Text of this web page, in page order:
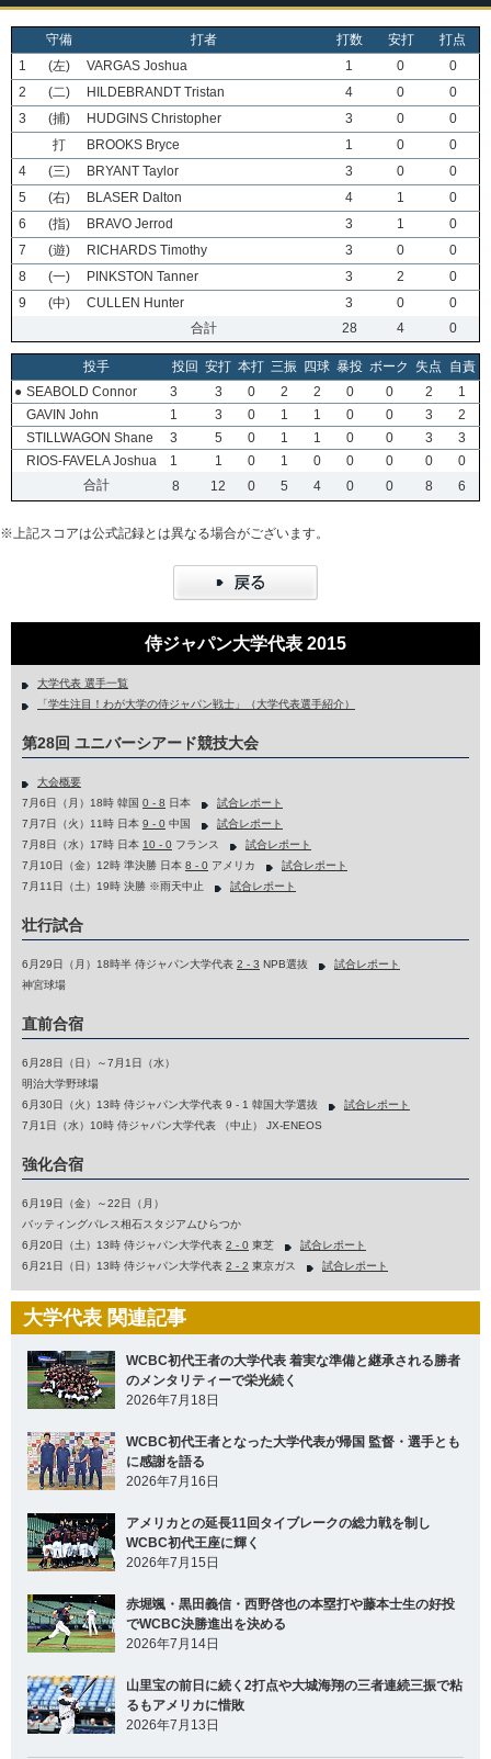
守備 打者 打数 安打
打点
1
(左) VARGAS Joshua 1 0
0
2
(二) HILDEBRANDT Tristan 4 0
0
3
(捕) HUDGINS Christopher 3 0
0
打
BROOKS Bryce 1 0
0
4
(三) BRYANT Taylor 3 0
0
5
(右) BLASER Dalton 4 1
0
6
(指) BRAVO Jerrod 3 1
0
7
(遊) RICHARDS Timothy 3 0
0
8
(一) PINKSTON Tanner 3 2
0
9
(中) CULLEN Hunter 3 0
0
合計
28 4 0
投手 投回 安打 本打 三振 四球 暴投 ボーク 失点
自責
● SEABOLD Connor 3 3 0 2 2 0 0 2
1
GAVIN John
1 3 0 1 1 0 0 3
2
STILLWAGON Shane
3 5 0 1 1 0 0 3
3
RIOS-FAVELA Joshua
1 1 0 1 0 0 0 0
0
合計
8 12 0 5 4 0 0 8 6
※上記スコアは公式記録とは異なる場合がございます。
侍ジャパン大学代表 2015
大学代表 選手一覧
「学生注目！わが大学の侍ジャパン戦士」（大学代表選手紹介）
第28回 ユニバーシアード競技大会
大会概要
7月6日（月）18時 韓国 0 - 8 日本
試合レポート
7月7日（火）11時 日本 9 - 0 中国
試合レポート
7月8日（水）17時 日本 10 - 0 フランス
試合レポート
7月10日（金）12時 準決勝 日本 8 - 0 アメリカ
試合レポート
7月11日（土）19時 決勝 ※雨天中止
試合レポート
壮行試合
6月29日（月）18時半 侍ジャパン大学代表 2 - 3 NPB選抜
試合レポート
神宮球場
直前合宿
6月28日（日）～7月1日（水）
明治大学野球場
6月30日（火）13時 侍ジャパン大学代表 9 - 1 韓国大学選抜
試合レポート
7月1日（水）10時 侍ジャパン大学代表 （中止） JX-ENEOS
強化合宿
6月19日（金）～22日（月）
バッティングパレス相石スタジアムひらつか
6月20日（土）13時 侍ジャパン大学代表 2 - 0 東芝
試合レポート
6月21日（日）13時 侍ジャパン大学代表 2 - 2 東京ガス 試合レポート
大学代表 関連記事
WCBC初代王者の大学代表 着実な準備と継承される勝者
のメンタリティーで栄光続く
2026年7月18日
WCBC初代王者となった大学代表が帰国 監督・選手とも
に感謝を語る
2026年7月16日
アメリカとの延長11回タイブレークの総力戦を制し
WCBC初代王座に輝く
2026年7月15日
赤堀颯・黒田義信・西野啓也の本塁打や藤本士生の好投
でWCBC決勝進出を決める
2026年7月14日
山里宝の前日に続く2打点や大城海翔の三者連続三振で粘
るもアメリカに惜敗
2026年7月13日